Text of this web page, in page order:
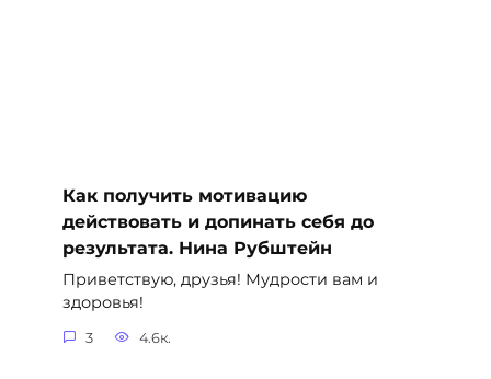
Как получить мотивацию
действовать и допинать себя до
результата. Нина Рубштейн
Приветствую, друзья! Мудрости вам и
здоровья!
3 4.6к.